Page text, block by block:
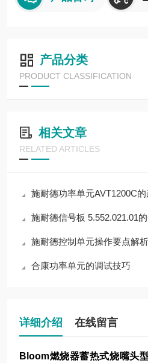
产品分类
PRODUCT CLASSIFICATION
相关文章
RELATED ARTICLES
施耐德功率单元AVT1200C
施耐德信号板 5.552.021.01
施耐德控制单元操作要点解析
合康功率单元的调试技巧
详细介绍 在线留言
Bloom燃烧器蓄热式烧嘴头